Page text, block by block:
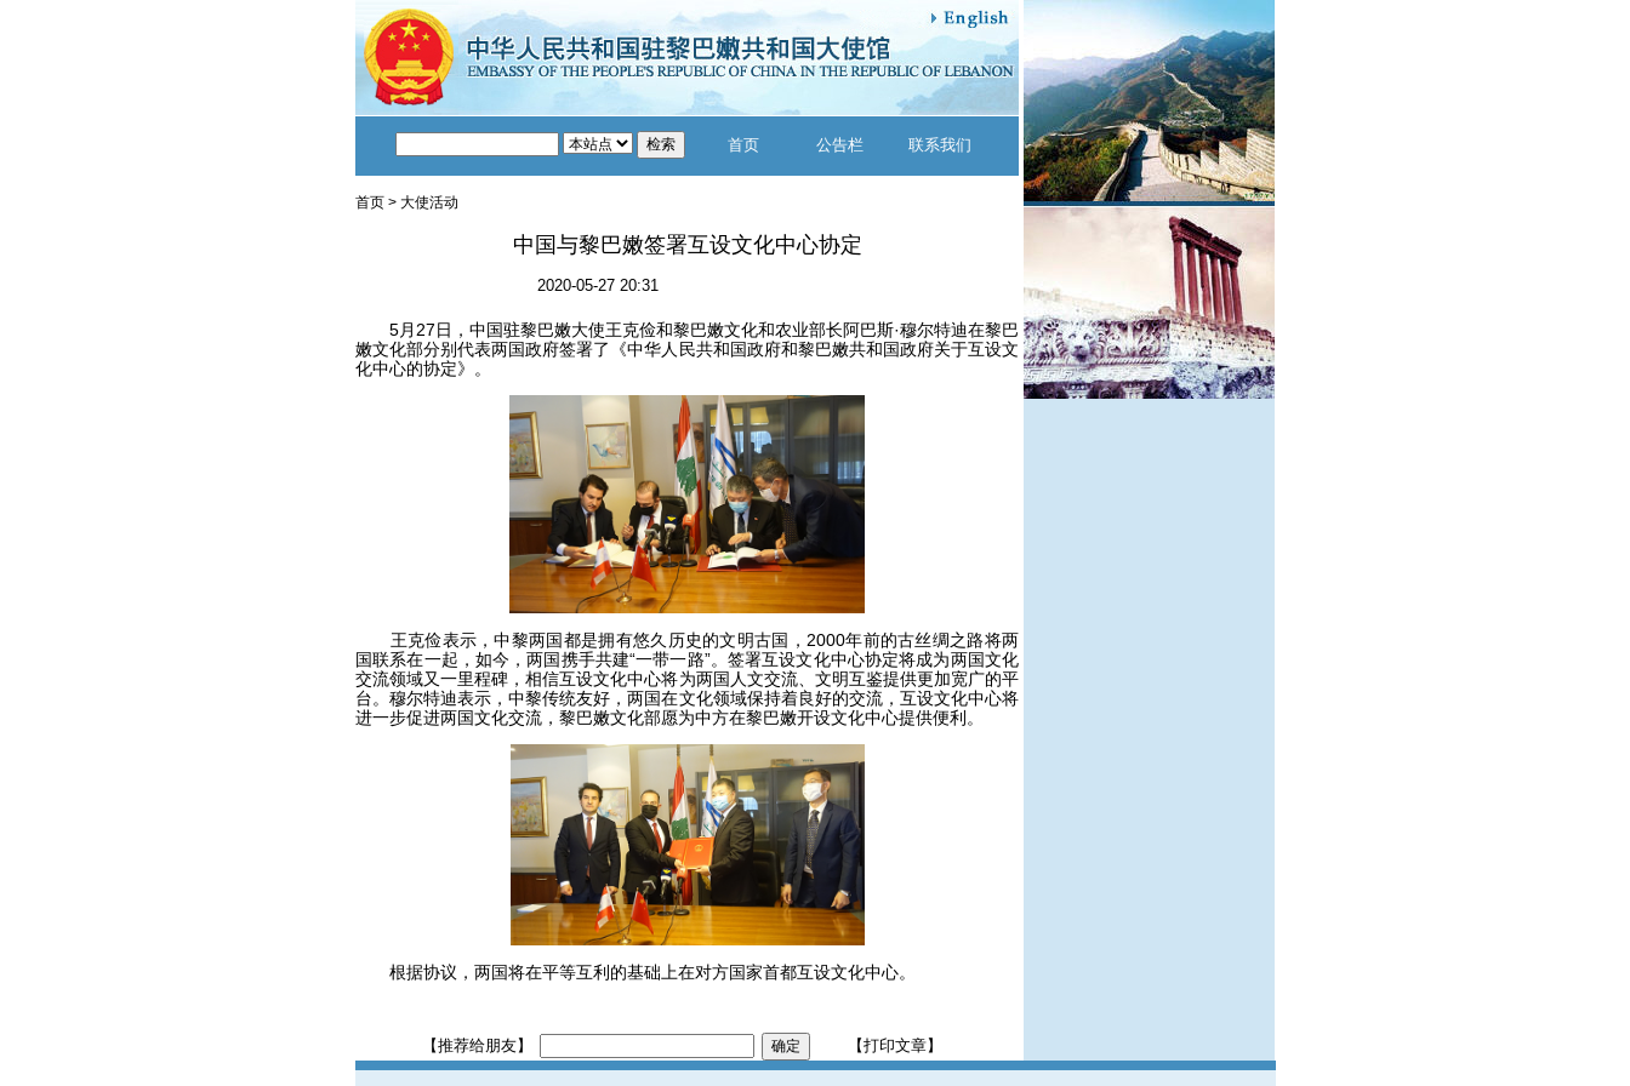
首页 公告栏 联系我们
首页 > 大使活动
中国与黎巴嫩签署互设文化中心协定
2020-05-27 20:31
5月27日，中国驻黎巴嫩大使王克俭和黎巴嫩文化和农业部长阿巴斯·穆尔特迪在黎巴
嫩文化部分别代表两国政府签署了《中华人民共和国政府和黎巴嫩共和国政府关于互设文
化中心的协定》。
王克俭表示，中黎两国都是拥有悠久历史的文明古国，2000年前的古丝绸之路将两
国联系在一起，如今，两国携手共建“一带一路”。签署互设文化中心协定将成为两国文化
交流领域又一里程碑，相信互设文化中心将为两国人文交流、文明互鉴提供更加宽广的平
台。穆尔特迪表示，中黎传统友好，两国在文化领域保持着良好的交流，互设文化中心将
进一步促进两国文化交流，黎巴嫩文化部愿为中方在黎巴嫩开设文化中心提供便利。
根据协议，两国将在平等互利的基础上在对方国家首都互设文化中心。
【推荐给朋友】 【打印文章】